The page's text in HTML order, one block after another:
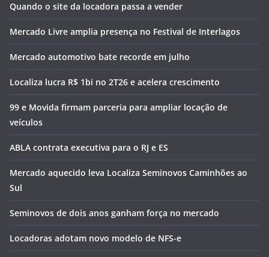
Quando o site da locadora passa a vender
Mercado Livre amplia presença no Festival de Interlagos
Mercado automotivo bate recorde em julho
Localiza lucra R$ 1bi no 2T26 e acelera crescimento
99 e Movida firmam parceria para ampliar locação de
veículos
ABLA contrata executiva para o RJ e ES
Mercado aquecido leva Localiza Seminovos Caminhões ao
Sul
Seminovos de dois anos ganham força no mercado
Locadoras adotam novo modelo de NFS-e